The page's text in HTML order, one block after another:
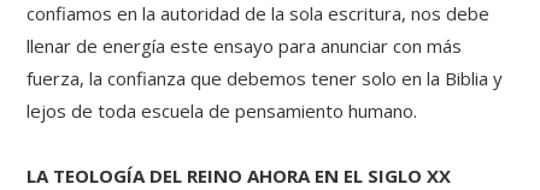
confiamos en la autoridad de la sola escritura, nos debe
llenar de energía este ensayo para anunciar con más
fuerza, la confianza que debemos tener solo en la Biblia y
lejos de toda escuela de pensamiento humano.
LA TEOLOGÍA DEL REINO AHORA EN EL SIGLO XX